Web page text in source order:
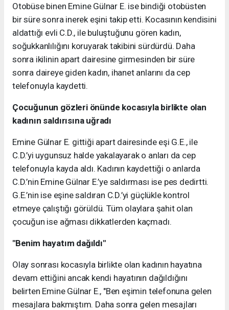
Otobüse binen Emine Gülnar E. ise bindiği otobüsten
bir süre sonra inerek eşini takip etti. Kocasının kendisini
aldattığı evli C.D., ile buluştuğunu gören kadın,
soğukkanlılığını koruyarak takibini sürdürdü. Daha
sonra ikilinin apart dairesine girmesinden bir süre
sonra daireye giden kadın, ihanet anlarını da cep
telefonuyla kaydetti.
Çocuğunun gözleri önünde kocasıyla birlikte olan
kadının saldırısına uğradı
Emine Gülnar E. gittiği apart dairesinde eşi G.E., ile
C.D.’yi uygunsuz halde yakalayarak o anları da cep
telefonuyla kayda aldı. Kadının kaydettiği o anlarda
C.D.’nin Emine Gülnar E.’ye saldırması ise pes dedirtti.
G.E.’nin ise eşine saldıran C.D.’yi güçlükle kontrol
etmeye çalıştığı görüldü. Tüm olaylara şahit olan
çocuğun ise ağması dikkatlerden kaçmadı.
"Benim hayatım dağıldı"
Olay sonrası kocasıyla birlikte olan kadının hayatına
devam ettiğini ancak kendi hayatının dağıldığını
belirten Emine Gülnar E., "Ben eşimin telefonuna gelen
mesajlara bakmıştım. Daha sonra gelen mesajları